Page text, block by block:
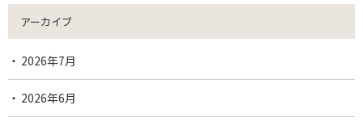
アーカイブ
2026年7月
2026年6月